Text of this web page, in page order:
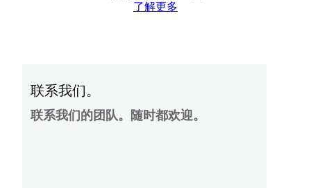
了解更多
联系我们。
联系我们的团队。随时都欢迎。